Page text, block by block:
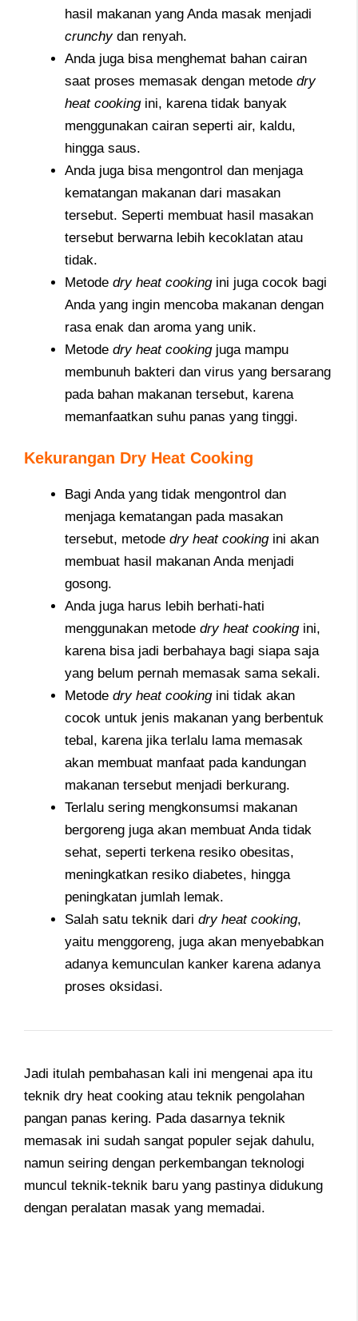
hasil makanan yang Anda masak menjadi
crunchy dan renyah.
Anda juga bisa menghemat bahan cairan
saat proses memasak dengan metode dry
heat cookingini, karena tidak banyak
menggunakan cairan seperti air, kaldu,
hingga saus.
Anda juga bisa mengontrol dan menjaga
kematangan makanan dari masakan
tersebut. Seperti membuat hasil masakan
tersebut berwarna lebih kecoklatan atau
tidak.
Metode dry heat cookingini juga cocok bagi
Anda yang ingin mencoba makanan dengan
rasa enak dan aroma yang unik.
Metode dry heat cookingjuga mampu
membunuh bakteri dan virus yang bersarang
pada bahan makanan tersebut, karena
memanfaatkan suhu panas yang tinggi.
Kekurangan Dry Heat Cooking
Bagi Anda yang tidak mengontrol dan
menjaga kematangan pada masakan
tersebut, metode dry heat cookingini akan
membuat hasil makanan Anda menjadi
gosong.
Anda juga harus lebih berhati-hati
menggunakan metode dry heat cookingini,
karena bisa jadi berbahaya bagi siapa saja
yang belum pernah memasak sama sekali.
Metode dry heat cookingini tidak akan
cocok untuk jenis makanan yang berbentuk
tebal, karena jika terlalu lama memasak
akan membuat manfaat pada kandungan
makanan tersebut menjadi berkurang.
Terlalu sering mengkonsumsi makanan
bergoreng juga akan membuat Anda tidak
sehat, seperti terkena resiko obesitas,
meningkatkan resiko diabetes, hingga
peningkatan jumlah lemak.
Salah satu teknik dari dry heat cooking,
yaitu menggoreng, juga akan menyebabkan
adanya kemunculan kanker karena adanya
proses oksidasi.
Jadi itulah pembahasan kali ini mengenai apa itu
teknik dry heat cooking atau teknik pengolahan
pangan panas kering. Pada dasarnya teknik
memasak ini sudah sangat populer sejak dahulu,
namun seiring dengan perkembangan teknologi
muncul teknik-teknik baru yang pastinya didukung
dengan peralatan masak yang memadai.